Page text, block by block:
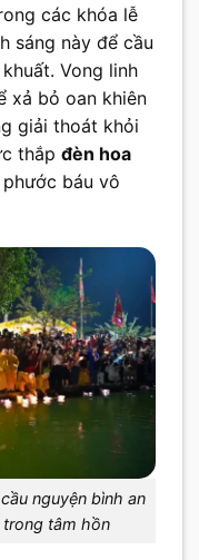
các khóa lễ
sáng này để cầu
Vong linh
xả bỏ oan khiên
giải thoát khỏi
thắp đèn hoa
báu vô
nguyện bình an
tâm hồn